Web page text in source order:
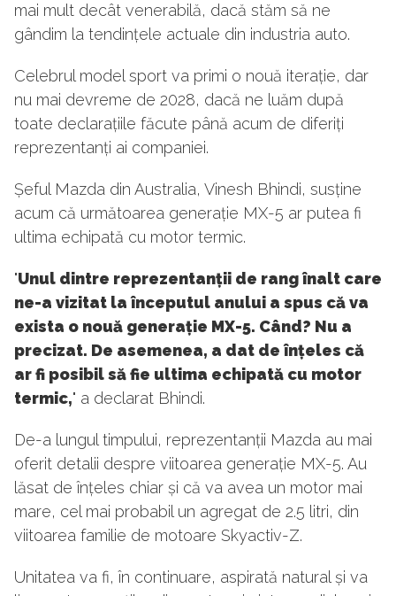
mai mult decât venerabilă, dacă stăm să ne
gândim la tendințele actuale din industria auto.
Celebrul model sport va primi o nouă iterație, dar
nu mai devreme de 2028, dacă ne luăm după
toate declarațiile făcute până acum de diferiți
reprezentanți ai companiei.
Șeful Mazda din Australia, Vinesh Bhindi, susține
acum că următoarea generație MX-5 ar putea fi
ultima echipată cu motor termic.
"Unul dintre reprezentanții de rang înalt care
ne-a vizitat la începutul anului a spus că va
exista o nouă generație MX-5. Când? Nu a
precizat. De asemenea, a dat de înțeles că
ar fi posibil să fie ultima echipată cu motor
termic," a declarat Bhindi.
De-a lungul timpului, reprezentanții Mazda au mai
oferit detalii despre viitoarea generație MX-5. Au
lăsat de înțeles chiar și că va avea un motor mai
mare, cel mai probabil un agregat de 2.5 litri, din
viitoarea familie de motoare Skyactiv-Z.
Unitatea va fi, în continuare, aspirată natural și va